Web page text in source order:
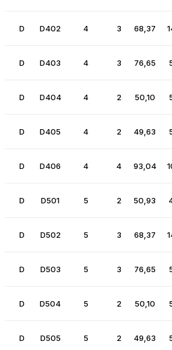
D D402 4 3 68,37
D D403 4 3 76,65
D D404 4 2 50,10
D D405 4 2 49,63
D D406 4 4 93,04
D D501 5 2 50,93
D D502 5 3 68,37
D D503 5 3 76,65
D D504 5 2 50,10
D D505 5 2 49,63